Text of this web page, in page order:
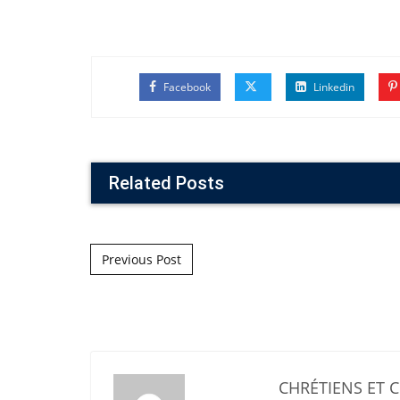
Facebook Linkedin
Related Posts
Post navigation
Previous Post
CHRÉTIENS ET